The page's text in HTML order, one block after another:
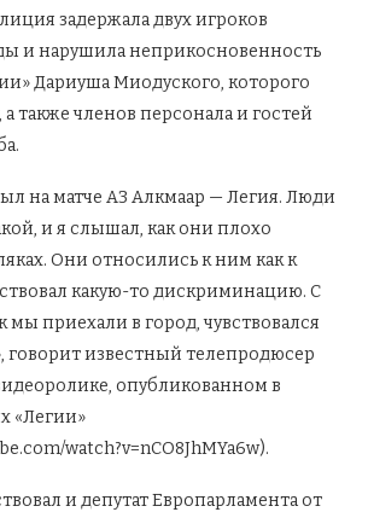
задержала двух игроков
и нарушила неприкосновенность
Дариуша Миодуского, которого
также членов персонала и гостей
на матче АЗ Алкмаар — Легия. Люди
и я слышал, как они плохо
Они относились к ним как к
какую-то дискриминацию. С
мы приехали в город, чувствовался
говорит известный телепродюсер
опубликованном в
«Легии»
watch?v=nCO8JhMYa6w).
и депутат Европарламента от